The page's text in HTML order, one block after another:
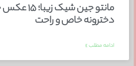
مانتو جین
دخترونه خاص و راحت
ادامه مطلب »